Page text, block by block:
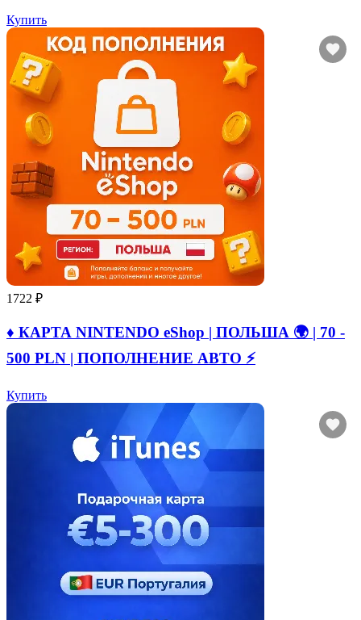
Купить
1722 ₽
♦️ КАРТА NINTENDO eShop | ПОЛЬША 🌍 | 70 -
500 PLN | ПОПОЛНЕНИЕ АВТО ⚡
Купить